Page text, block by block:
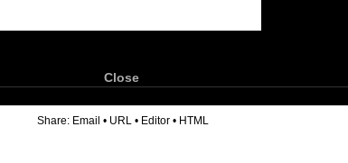
Close
Share: Email • URL • Editor • HTML